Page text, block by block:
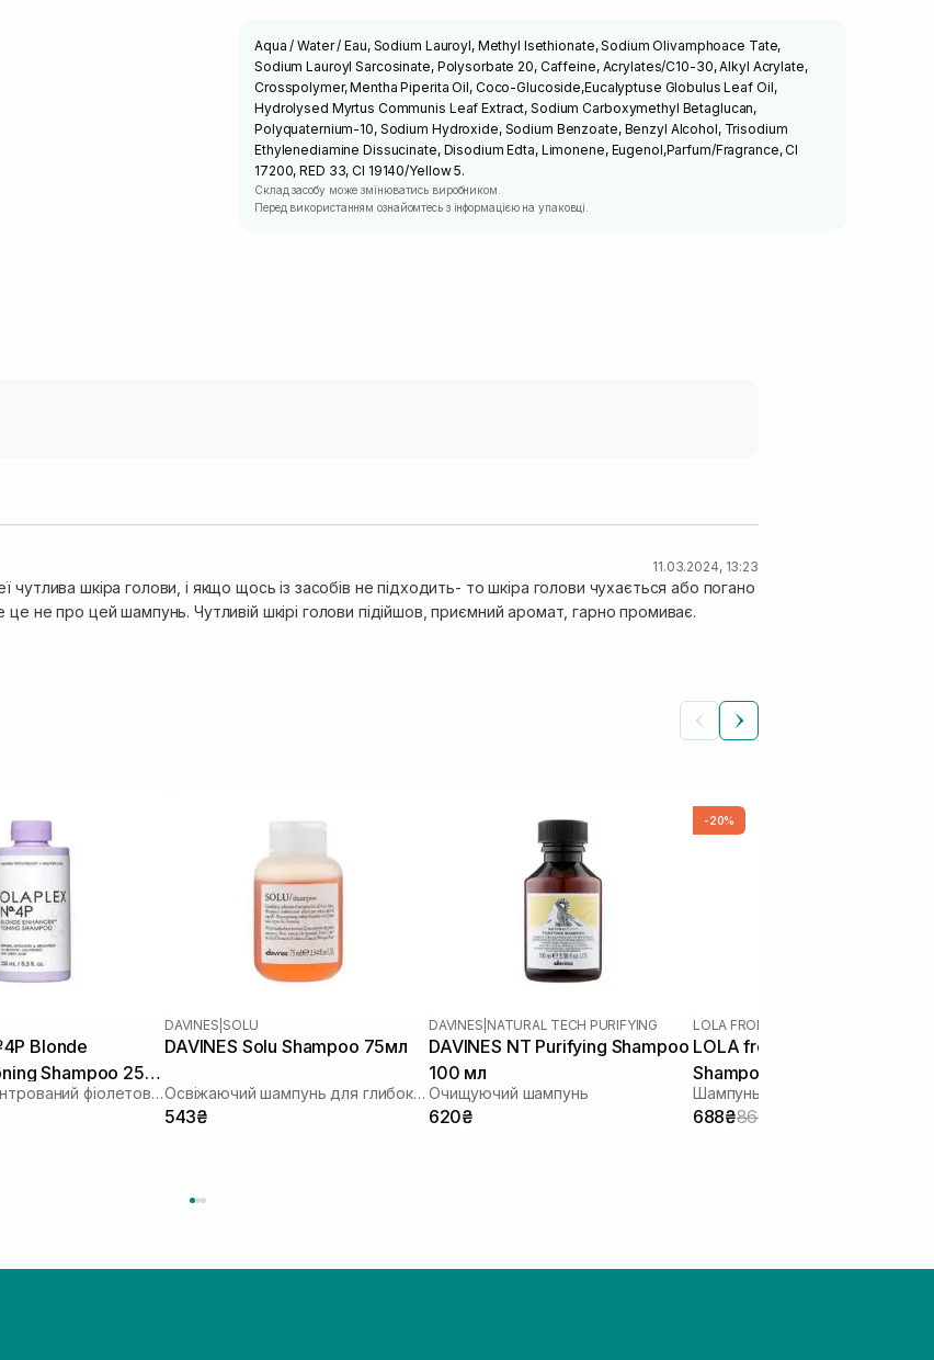
Aqua / Water / Eau, Sodium Lauroyl, Methyl Isethionate, Sodium Olivamphoace Tate,
Sodium Lauroyl Sarcosinate, Polysorbate 20, Caffeine, Acrylates/C10-30, Alkyl Acrylate,
Crosspolymer, Mentha Piperita Oil, Coco-Glucoside,Eucalyptuse Globulus Leaf Oil,
Hydrolysed Myrtus Communis Leaf Extract, Sodium Carboxymethyl Betaglucan,
Polyquaternium-10, Sodium Hydroxide, Sodium Benzoate, Benzyl Alcohol, Trisodium
Ethylenediamine Dissucinate, Disodium Edta, Limonene, Eugenol,Parfum/Fragrance, CI
17200, RED 33, CI 19140/Yellow 5.
Склад засобу може змінюватись виробником.
Перед використанням ознайомтесь з інформацією на упаковці.
11.03.2024, 13:23
чутлива шкіра голови, і якщо щось із засобів не підходить- то шкіра голови чухається або погано
це не про цей шампунь. Чутливій шкірі голови підійшов, приємний аромат, гарно промиває.
Blonde
Shampoo 250
Висококонцентрований фіолетовий шампунь для освітленого волосся
DAVINES SOLU
DAVINES Solu Shampoo 75мл
Освіжаючий шампунь для глибокого очищення
543₴
DAVINES NATURAL TECH PURIFYING
DAVINES NT Purifying Shampoo
100 мл
Очищуючий шампунь
620₴
-20%
LOLA FROM RIO
LOLA from RIO Morte Subita
Shampoo Hidratante 250 мл
688₴860₴